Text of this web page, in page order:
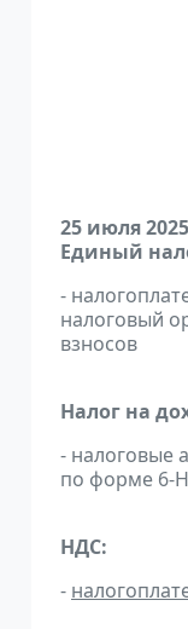
25 июля 2025
Единый
-
налоговый
взносов
Налог на
- налоговые
по форме 6-
НДС:
-